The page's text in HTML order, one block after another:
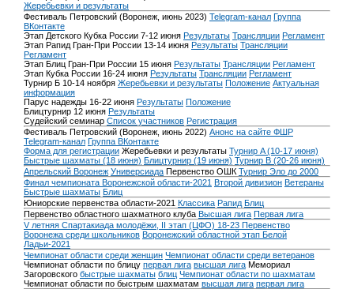
Жеребьевки и результаты
Фестиваль Петровский (Воронеж, июнь 2023) Telegram-канал Группа
ВКонтакте
Этап Детского Кубка России 7-12 июня Результаты Трансляции Регламент
Этап Рапид Гран-При России 13-14 июня Результаты Трансляции
Регламент
Этап Блиц Гран-При России 15 июня Результаты Трансляции Регламент
Этап Кубка России 16-24 июня Результаты Трансляции Регламент
Турнир Б 10-14 ноября Жеребьевки и результаты Положение Актуальная
информация
Парус надежды 16-22 июня Результаты Положение
Блицтурнир 12 июня Результаты
Судейский семинар Список участников Регистрация
Фестиваль Петровский (Воронеж, июнь 2022) Анонс на сайте ФШР
Telegram-канал Группа ВКонтакте
Форма для регистрации Жеребьевки и результаты Турнир A (10-17 июня)
Быстрые шахматы (18 июня) Блицтурнир (19 июня) Турнир B (20-26 июня)
Апрельский Воронеж Универсиада Первенство ОШК Турнир Эло до 2000
Финал чемпионата Воронежской области-2021 Второй дивизион Ветераны
Быстрые шахматы Блиц
Юниорские первенства области-2021 Классика Рапид Блиц
Первенство областного шахматного клуба Высшая лига Первая лига
V летняя Спартакиада молодёжи, II этап (ЦФО) 18-23 Первенство
Воронежа среди школьников Воронежский областной этап Белой
Ладьи-2021
Чемпионат области среди женщин Чемпионат области среди ветеранов
Чемпионат области по блицу первая лига высшая лига Мемориал
Загоровского быстрые шахматы блиц Чемпионат области по шахматам
Чемпионат области по быстрым шахматам высшая лига первая лига